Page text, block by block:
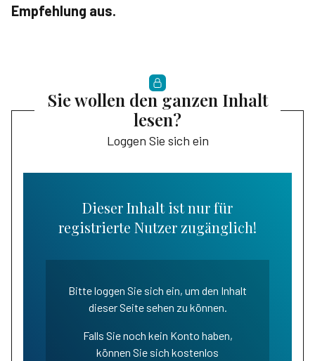
Empfehlung aus.
Sie wollen den ganzen Inhalt
lesen?
Loggen Sie sich ein
Dieser Inhalt ist nur für
registrierte Nutzer zugänglich!
Bitte loggen Sie sich ein, um den Inhalt
dieser Seite sehen zu können.
Falls Sie noch kein Konto haben,
können Sie sich kostenlos